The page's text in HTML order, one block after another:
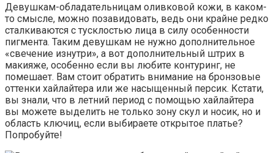
Девушкам-обладательницам оливковой кожи, в каком-
то смысле, можно позавидовать, ведь они крайне редко
сталкиваются с тусклостью лица в силу особенности
пигмента. Таким девушкам не нужно дополнительное
«свечение изнутри», а вот дополнительный штрих в
макияже, особенно если вы любите контуринг, не
помешает. Вам стоит обратить внимание на бронзовые
оттенки хайлайтера или же насыщенный персик. Кстати,
вы знали, что в летний период с помощью хайлайтера
вы можете выделить не только зону скул и носик, но и
область ключиц, если выбираете открытое платье?
Попробуйте!